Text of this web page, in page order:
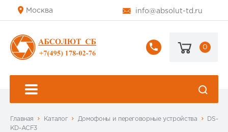
Москва info@absolut-td.ru
+7
178-
0
Главная Каталог Домофоны и переговорные устройства
DS-
KD-ACF3